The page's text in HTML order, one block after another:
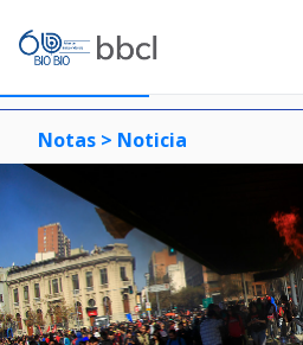
Notas > Noticia